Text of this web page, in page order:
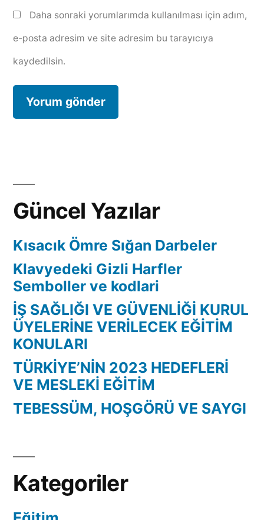
Daha sonraki yorumlarımda kullanılması için adım,
e-posta adresim ve site adresim bu tarayıcıya
kaydedilsin.
Güncel Yazılar
Kısacık Ömre Sığan Darbeler
Klavyedeki Gizli Harfler
Semboller ve kodlari
İŞ SAĞLIĞI VE GÜVENLİĞİ KURUL
ÜYELERİNE VERİLECEK EĞİTİM
KONULARI
TÜRKİYE’NİN 2023 HEDEFLERİ
VE MESLEKİ EĞİTİM
TEBESSÜM, HOŞGÖRÜ VE SAYGI
Kategoriler